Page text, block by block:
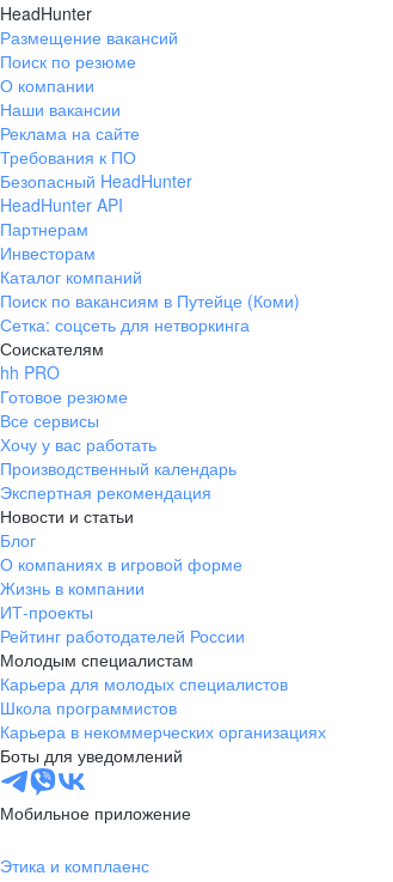
HeadHunter
Размещение вакансий
Поиск по резюме
О компании
Наши вакансии
Реклама на сайте
Требования к ПО
Безопасный HeadHunter
HeadHunter API
Партнерам
Инвесторам
Каталог компаний
Поиск по вакансиям в Путейце (Коми)
Сетка: соцсеть для нетворкинга
Соискателям
hh PRO
Готовое резюме
Все сервисы
Хочу у вас работать
Производственный календарь
Экспертная рекомендация
Новости и статьи
Блог
О компаниях в игровой форме
Жизнь в компании
ИТ-проекты
Рейтинг работодателей России
Молодым специалистам
Карьера для молодых специалистов
Школа программистов
Карьера в некоммерческих организациях
Боты для уведомлений
Мобильное приложение
Этика и комплаенс